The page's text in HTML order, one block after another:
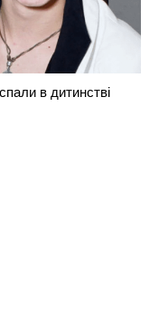
в дитинстві